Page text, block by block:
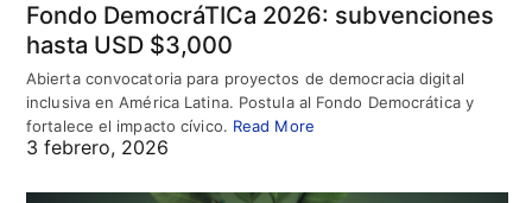
Fondo DemocráTICa 2026: subvenciones
hasta USD $3,000
Abierta convocatoria para proyectos de democracia digital
inclusiva en América Latina. Postula al Fondo Democrática y
fortalece el impacto cívico. Read More
3 febrero, 2026